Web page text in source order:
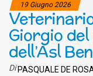
19 Giugno 2026
Giorgio
dell’Asl
Di PASQUALE DE